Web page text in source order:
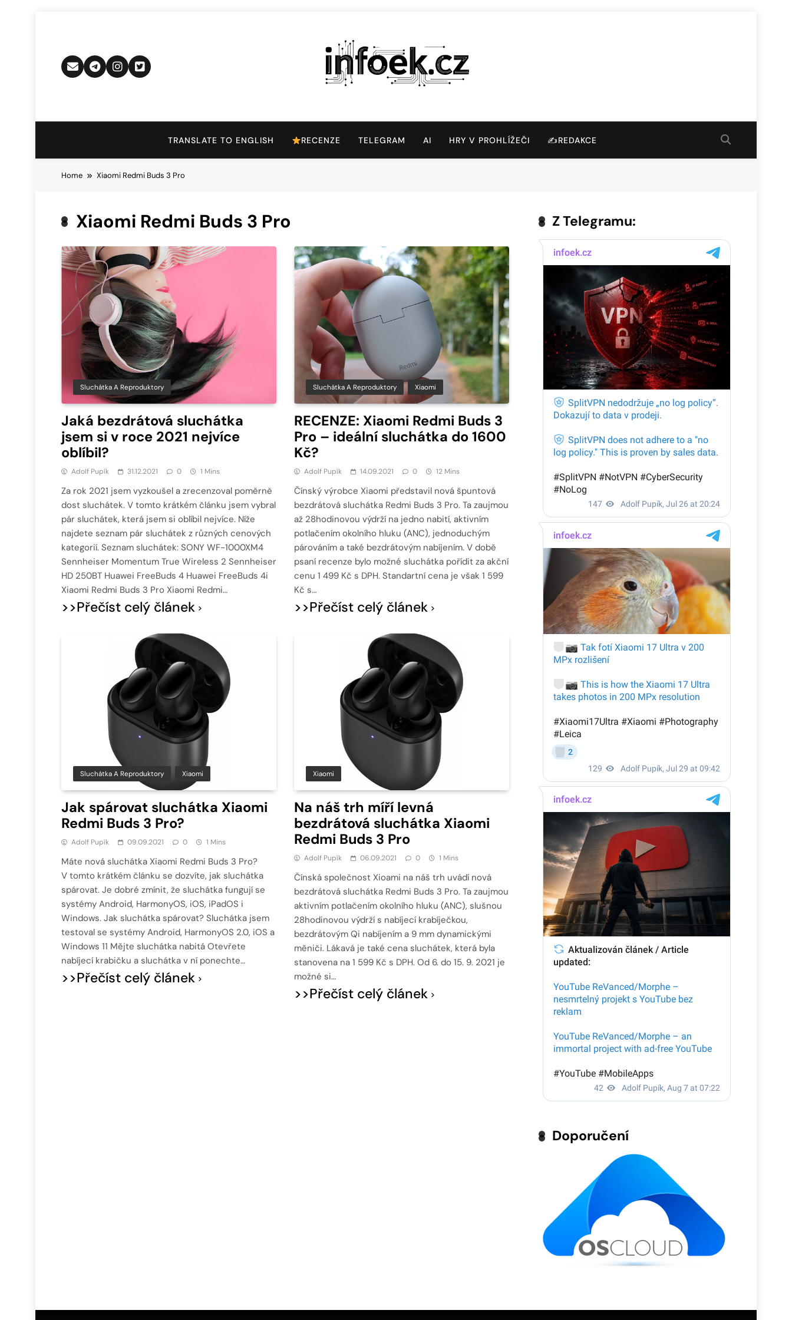
Infoek.cz
TRANSLATE TO ENGLISH RECENZE TELEGRAM AI HRY V PROHLÍŽEČI ✍️REDAKCE
Home Xiaomi Redmi Buds 3 Pro
Xiaomi Redmi Buds 3 Pro
Sluchátka A Reproduktory
Jaká bezdrátová sluchátka
jsem si v roce 2021 nejvíce
oblíbil?
Adolf Pupík 31.12.2021 0 1 Mins
Za rok 2021 jsem vyzkoušel a zrecenzoval poměrně
dost sluchátek. V tomto krátkém článku jsem vybral
pár sluchátek, která jsem si oblíbil nejvíce. Níže
najdete seznam pár sluchátek z různých cenových
kategorií. Seznam sluchátek: SONY WF-1000XM4
Sennheiser Momentum True Wireless 2 Sennheiser
HD 250BT Huawei FreeBuds 4 Huawei FreeBuds 4i
Xiaomi Redmi Buds 3 Pro Xiaomi Redmi…
>>Přečíst celý článek
Sluchátka A Reproduktory Xiaomi
RECENZE: Xiaomi Redmi Buds 3
Pro – ideální sluchátka do 1600
Kč?
Adolf Pupík 14.09.2021 0 12 Mins
Čínský výrobce Xiaomi představil nová špuntová
bezdrátová sluchátka Redmi Buds 3 Pro. Ta zaujmou
až 28hodinovou výdrží na jedno nabití, aktivním
potlačením okolního hluku (ANC), jednoduchým
párováním a také bezdrátovým nabíjením. V době
psaní recenze bylo možné sluchátka pořídit za akční
cenu 1 499 Kč s DPH. Standartní cena je však 1 599
Kč s…
>>Přečíst celý článek
Sluchátka A Reproduktory Xiaomi
Jak spárovat sluchátka Xiaomi
Redmi Buds 3 Pro?
Adolf Pupík 09.09.2021 0 1 Mins
Máte nová sluchátka Xiaomi Redmi Buds 3 Pro?
V tomto krátkém článku se dozvíte, jak sluchátka
spárovat. Je dobré zmínit, že sluchátka fungují se
systémy Android, HarmonyOS, iOS, iPadOS i
Windows. Jak sluchátka spárovat? Sluchátka jsem
testoval se systémy Android, HarmonyOS 2.0, iOS a
Windows 11 Mějte sluchátka nabitá Otevřete
nabíjecí krabičku a sluchátka v ní ponechte…
>>Přečíst celý článek
Xiaomi
Na náš trh míří levná
bezdrátová sluchátka Xiaomi
Redmi Buds 3 Pro
Adolf Pupík 06.09.2021 0 1 Mins
Čínská společnost Xioami na náš trh uvádí nová
bezdrátová sluchátka Redmi Buds 3 Pro. Ta zaujmou
aktivním potlačením okolního hluku (ANC), slušnou
28hodinovou výdrží s nabíjecí krabíječkou,
bezdrátovým Qi nabíjením a 9 mm dynamickými
měniči. Lákavá je také cena sluchátek, která byla
stanovena na 1 599 Kč s DPH. Od 6. do 15. 9. 2021 je
možné si…
>>Přečíst celý článek
Z Telegramu:
Doporučení